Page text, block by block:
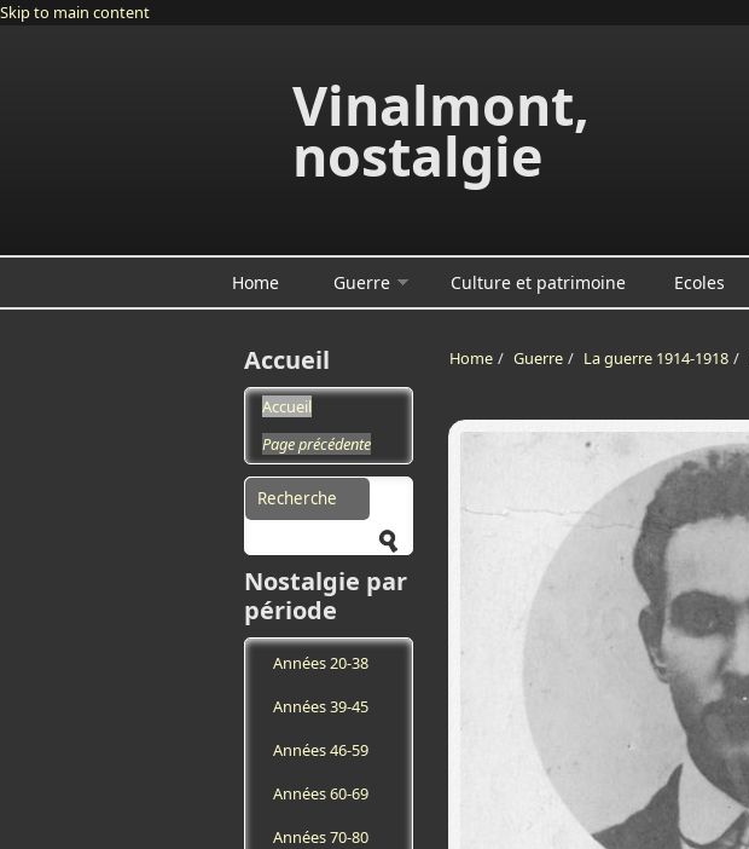
Skip to main content
Vinalmont,
nostalgie
Home Guerre Culture et patrimoine Ecoles
Accueil
Accueil
Page précédente
Search form
Nostalgie par
période
Années 20-38
Années 39-45
Années 46-59
Années 60-69
Années 70-80
Home / Guerre / La guerre 1914-1918 /